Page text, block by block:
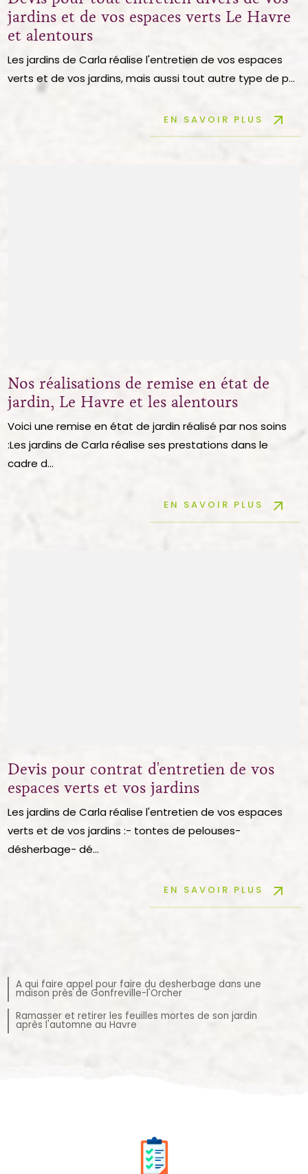
jardins et de vos espaces verts Le Havre
et alentours
Les jardins de Carla réalise l'entretien de vos espaces
verts et de vos jardins, mais aussi tout autre type de p...
EN SAVOIR PLUS arrow_outward
Nos réalisations de remise en état de
jardin, Le Havre et les alentours
Voici une remise en état de jardin réalisé par nos soins
:Les jardins de Carla réalise ses prestations dans le
cadre d...
EN SAVOIR PLUS arrow_outward
Devis pour contrat d'entretien de vos
espaces verts et vos jardins
Les jardins de Carla réalise l'entretien de vos espaces
verts et de vos jardins :- tontes de pelouses-
désherbage- dé...
EN SAVOIR PLUS arrow_outward
A qui faire appel pour faire du desherbage dans une
maison près de Gonfreville-l'Orcher
Ramasser et retirer les feuilles mortes de son jardin
après l'automne au Havre